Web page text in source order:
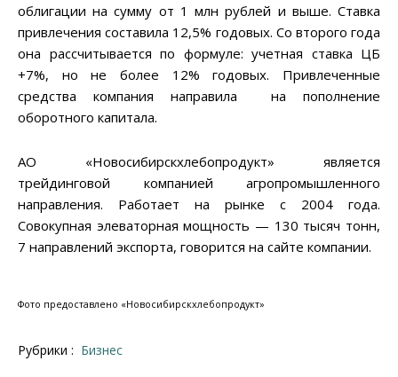
облигации на сумму от 1 млн рублей и выше. Ставка
привлечения составила 12,5% годовых. Со второго года
она рассчитывается по формуле: учетная ставка ЦБ
+7%, но не более 12% годовых. Привлеченные
средства компания направила на пополнение
оборотного капитала.
АО «Новосибирскхлебопродукт» является
трейдинговой компанией агропромышленного
направления. Работает на рынке с 2004 года.
Совокупная элеваторная мощность — 130 тысяч тонн,
7 направлений экспорта, говорится на сайте компании.
Фото предоставлено «Новосибирскхлебопродукт»
Рубрики : Бизнес